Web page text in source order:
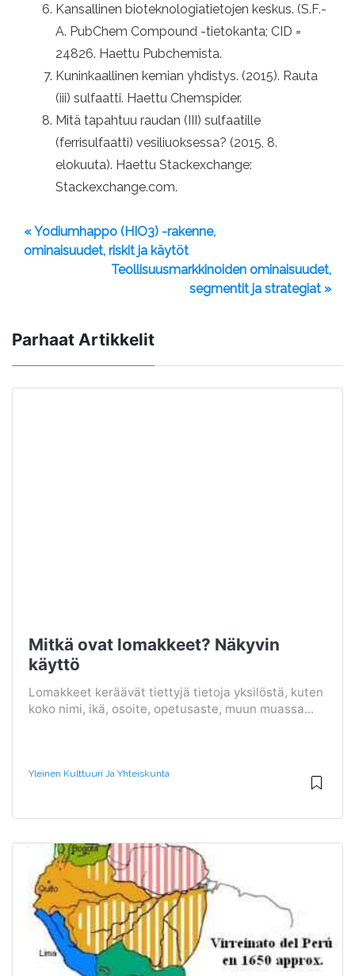
Kansallinen bioteknologiatietojen keskus. (S.F.-
A. PubChem Compound -tietokanta; CID =
24826. Haettu Pubchemista.
Kuninkaallinen kemian yhdistys. (2015). Rauta
(iii) sulfaatti. Haettu Chemspider.
Mitä tapahtuu raudan (III) sulfaatille
(ferrisulfaatti) vesiliuoksessa? (2015, 8.
elokuuta). Haettu Stackexchange:
Stackexchange.com.
« Yodiumhappo (HIO3) -rakenne,
ominaisuudet, riskit ja käytöt
Teollisuusmarkkinoiden ominaisuudet,
segmentit ja strategiat »
Parhaat Artikkelit
Mitkä ovat lomakkeet? Näkyvin
käyttö
Lomakkeet keräävät tiettyjä tietoja yksilöstä, kuten
koko nimi, ikä, osoite, opetusaste, muun muassa...
Yleinen Kulttuuri Ja Yhteiskunta